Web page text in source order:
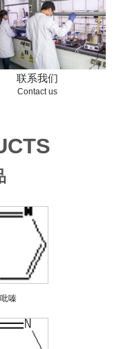
联系我们
Contact us
嗪